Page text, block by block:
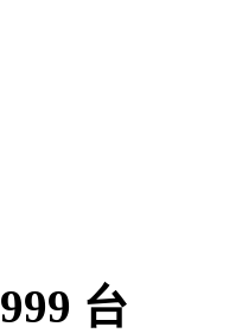
999 台